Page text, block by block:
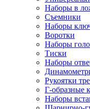
Наборы в
Съемники
Наборы
Воротки
Наборы
Тиски
Наборы
Рукоятки
Г-образные
Наборы